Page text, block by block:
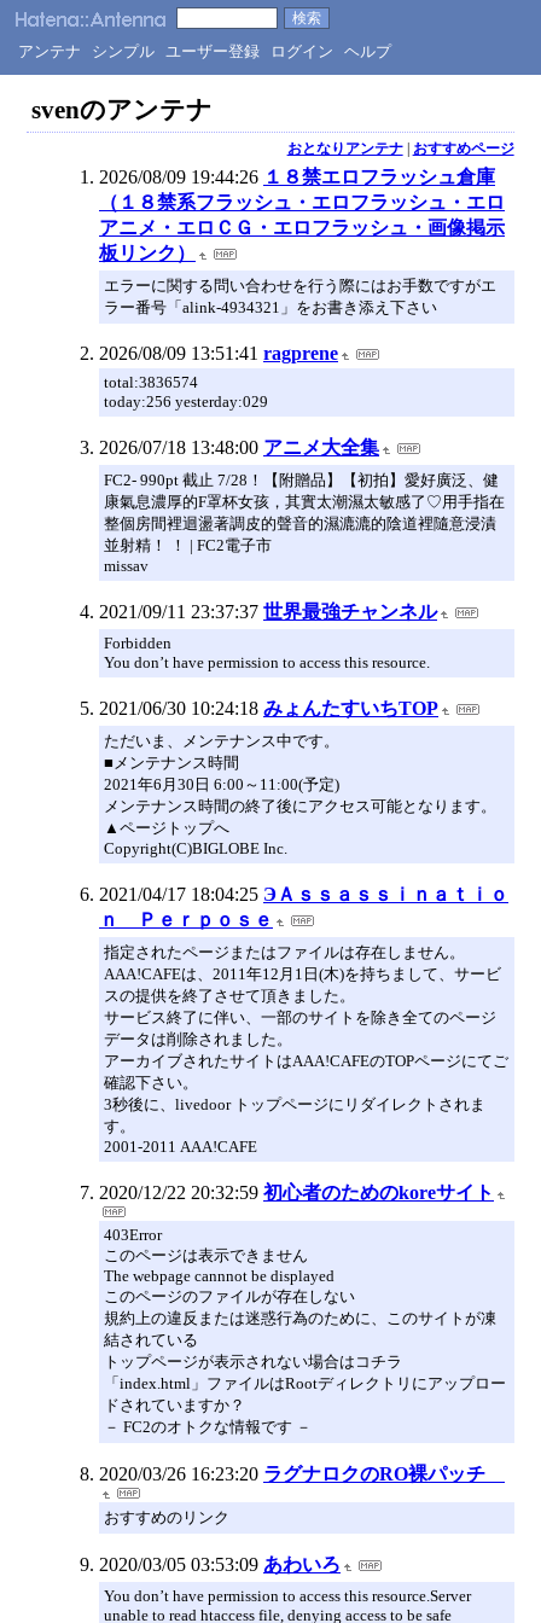
アンテナ シンプル ユーザー登録 ログイン ヘルプ
svenのアンテナ
おとなりアンテナ| おすすめページ
2026/08/09 19:44:26 １８禁エロフラッシュ倉庫
（１８禁系フラッシュ・エロフラッシュ・エロ
アニメ・エロＣＧ・エロフラッシュ・画像掲示
板リンク）
エラーに関する問い合わせを行う際にはお手数ですがエ
ラー番号「alink-4934321」をお書き添え下さい
2026/08/09 13:51:41 ragprene
total:3836574
today:256 yesterday:029
2026/07/18 13:48:00 アニメ大全集
FC2- 990pt 截止 7/28！【附贈品】【初拍】愛好廣泛、健
康氣息濃厚的F罩杯女孩，其實太潮濕太敏感了♡用手指在
整個房間裡迴盪著調皮的聲音的濕漉漉的陰道裡隨意浸漬
並射精！ ！ | FC2電子市
missav
2021/09/11 23:37:37 世界最強チャンネル
Forbidden
You don’t have permission to access this resource.
2021/06/30 10:24:18 みょんたすいちTOP
ただいま、メンテナンス中です。
■メンテナンス時間
2021年6月30日 6:00～11:00(予定)
メンテナンス時間の終了後にアクセス可能となります。
▲ページトップへ
Copyright(C)BIGLOBE Inc.
2021/04/17 18:04:25 ЭＡｓｓａｓｓｉｎａｔｉｏ
ｎ Ｐｅｒｐｏｓｅ
指定されたページまたはファイルは存在しません。
AAA!CAFEは、2011年12月1日(木)を持ちまして、サービ
スの提供を終了させて頂きました。
サービス終了に伴い、一部のサイトを除き全てのページ
データは削除されました。
アーカイブされたサイトはAAA!CAFEのTOPページにてご
確認下さい。
3秒後に、livedoor トップページにリダイレクトされま
す。
2001-2011 AAA!CAFE
2020/12/22 20:32:59 初心者のためのkoreサイト
403Error
このページは表示できません
The webpage cannnot be displayed
このページのファイルが存在しない
規約上の違反または迷惑行為のために、このサイトが凍
結されている
トップページが表示されない場合はコチラ
「index.html」ファイルはRootディレクトリにアップロー
ドされていますか？
－ FC2のオトクな情報です －
2020/03/26 16:23:20 ラグナロクのRO裸パッチ
おすすめのリンク
2020/03/05 03:53:09 あわいろ
You don’t have permission to access this resource.Server
unable to read htaccess file, denying access to be safe